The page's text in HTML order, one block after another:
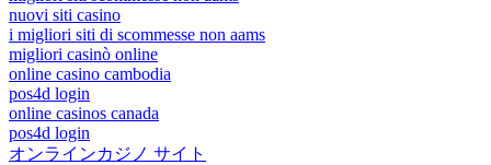
nuovi siti casino
i migliori siti di scommesse non aams
migliori casinò online
online casino cambodia
pos4d login
online casinos canada
pos4d login
オンラインカジノ サイト